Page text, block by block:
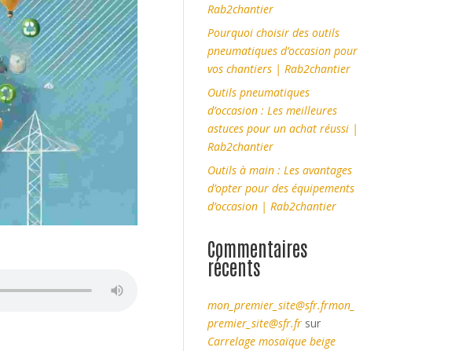
Rab2chantier
Pourquoi choisir des outils
pneumatiques d’occasion pour
vos chantiers | Rab2chantier
Outils pneumatiques
d’occasion : Les meilleures
astuces pour un achat réussi |
Rab2chantier
Outils à main : Les avantages
d’opter pour des équipements
d’occasion | Rab2chantier
Commentaires
récents
mon_premier_site@sfr.frmon_
premier_site@sfr.fr sur
Carrelage mosaïque beige